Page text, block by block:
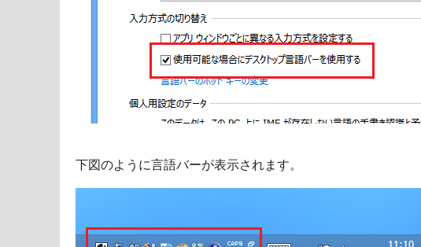
下図のように言語バーが表示されます。